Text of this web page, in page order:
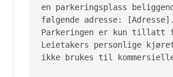
en parkeringsplass
følgende adresse: [Adresse].
Parkeringen er kun tillatt
Leietakers personlige
ikke brukes til